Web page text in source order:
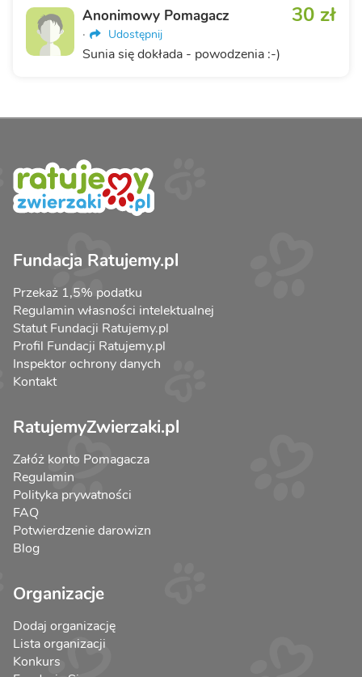
30 zł
Anonimowy Pomagacz
· Udostępnij
Sunia się dokłada - powodzenia :-)
Fundacja Ratujemy.pl
Przekaż 1,5% podatku
Regulamin własności intelektualnej
Statut Fundacji Ratujemy.pl
Profil Fundacji Ratujemy.pl
Inspektor ochrony danych
Kontakt
RatujemyZwierzaki.pl
Załóż konto Pomagacza
Regulamin
Polityka prywatności
FAQ
Potwierdzenie darowizn
Blog
Organizacje
Dodaj organizację
Lista organizacji
Konkurs